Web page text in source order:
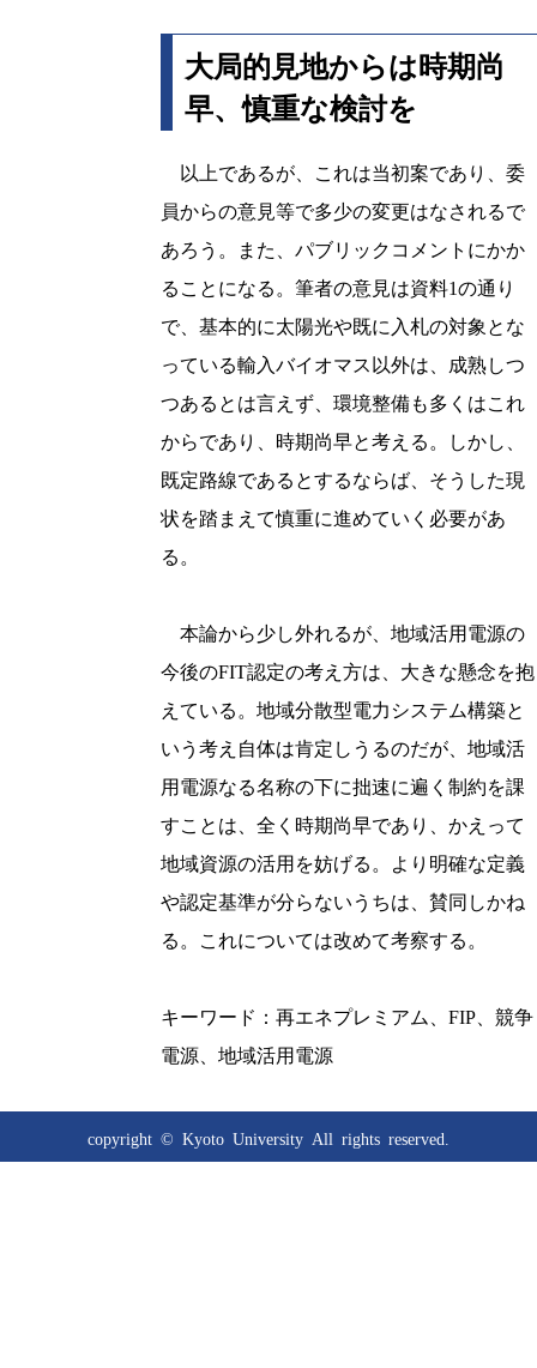
大局的見地からは時期尚
早、慎重な検討を
以上であるが、これは当初案であり、委
員からの意見等で多少の変更はなされるで
あろう。また、パブリックコメントにかか
ることになる。筆者の意見は資料1の通り
で、基本的に太陽光や既に入札の対象とな
っている輸入バイオマス以外は、成熟しつ
つあるとは言えず、環境整備も多くはこれ
からであり、時期尚早と考える。しかし、
既定路線であるとするならば、そうした現
状を踏まえて慎重に進めていく必要があ
る。
本論から少し外れるが、地域活用電源の
今後のFIT認定の考え方は、大きな懸念を抱
えている。地域分散型電力システム構築と
いう考え自体は肯定しうるのだが、地域活
用電源なる名称の下に拙速に遍く制約を課
すことは、全く時期尚早であり、かえって
地域資源の活用を妨げる。より明確な定義
や認定基準が分らないうちは、賛同しかね
る。これについては改めて考察する。
キーワード：再エネプレミアム、FIP、競争
電源、地域活用電源
copyright © Kyoto University All rights reserved.